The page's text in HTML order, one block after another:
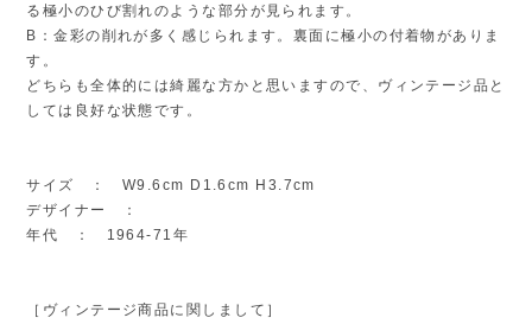
る極小のひび割れのような部分が見られます。
B：金彩の削れが多く感じられます。裏面に極小の付着物がありま
す。
どちらも全体的には綺麗な方かと思いますので、ヴィンテージ品と
しては良好な状態です。
サイズ ： W9.6cm D1.6cm H3.7cm
デザイナー ：
年代 ： 1964-71年
［ヴィンテージ商品に関しまして］